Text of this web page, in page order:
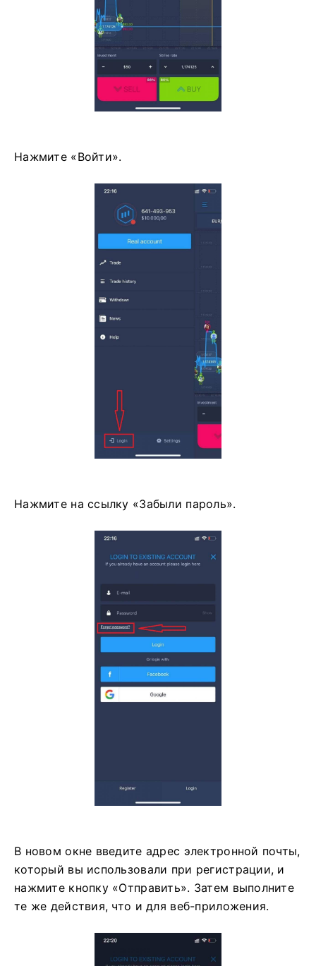
Нажмите «Войти».
Нажмите на ссылку «Забыли пароль».
В новом окне введите адрес электронной почты,
который вы использовали при регистрации, и
нажмите кнопку «Отправить». Затем выполните
те же действия, что и для веб-приложения.